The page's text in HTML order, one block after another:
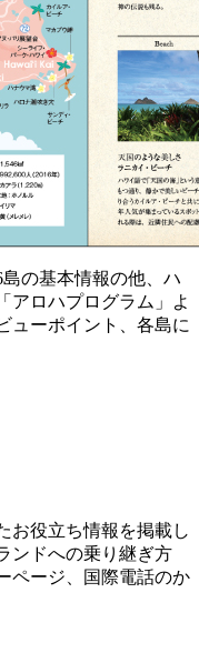
の基本情報の他、ハ
アロハプログラム」よ
ューポイント、各島に
お役立ち情報を掲載し
ンドへの乗り継ぎ方
ページ、国際電話のか